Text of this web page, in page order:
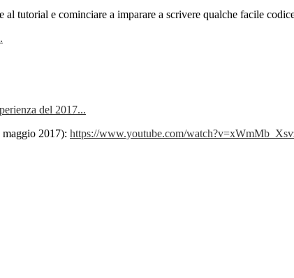
tutorial e cominciare a imparare a scrivere qualche facile
del 2017...
2017): https://www.youtube.com/watch?